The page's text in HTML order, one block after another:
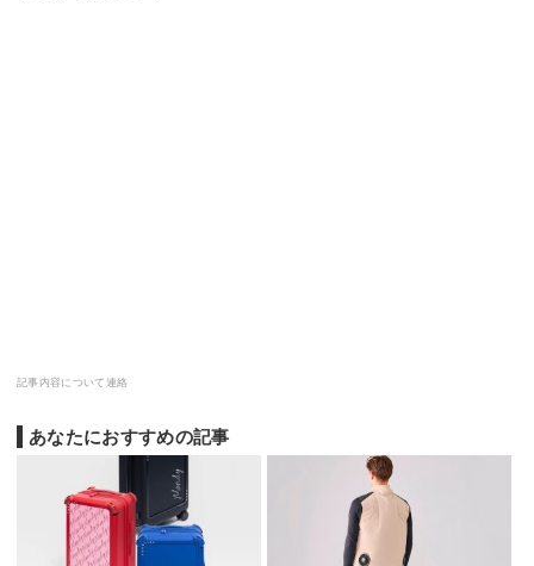
記事内容について連絡
あなたにおすすめの記事